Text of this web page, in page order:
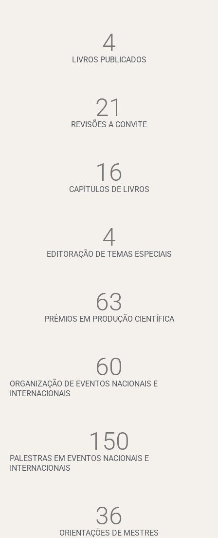
LIVROS PUBLICADOS
4
REVISÕES A CONVITE
21
CAPÍTULOS DE LIVROS
16
EDITORAÇÃO DE TEMAS ESPECIAIS
4
PRÊMIOS EM PRODUÇÃO CIENTÍFICA
63
ORGANIZAÇÃO DE EVENTOS NACIONAIS E
INTERNACIONAIS
60
PALESTRAS EM EVENTOS NACIONAIS E
INTERNACIONAIS
150
ORIENTAÇÕES DE MESTRES
36